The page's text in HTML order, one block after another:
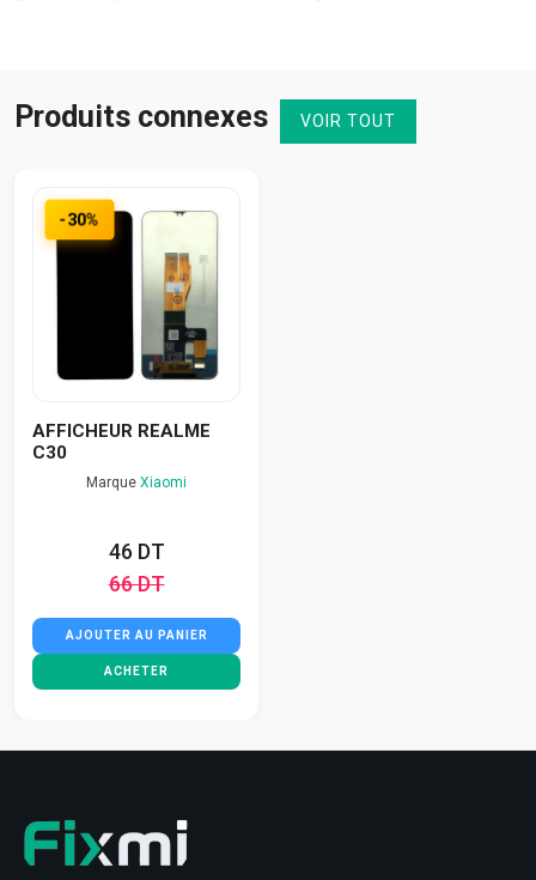
Produits connexes VOIR TOUT
-30%
AFFICHEUR REALME
C30
Marque Xiaomi
46 DT
66 DT
AJOUTER AU PANIER
ACHETER